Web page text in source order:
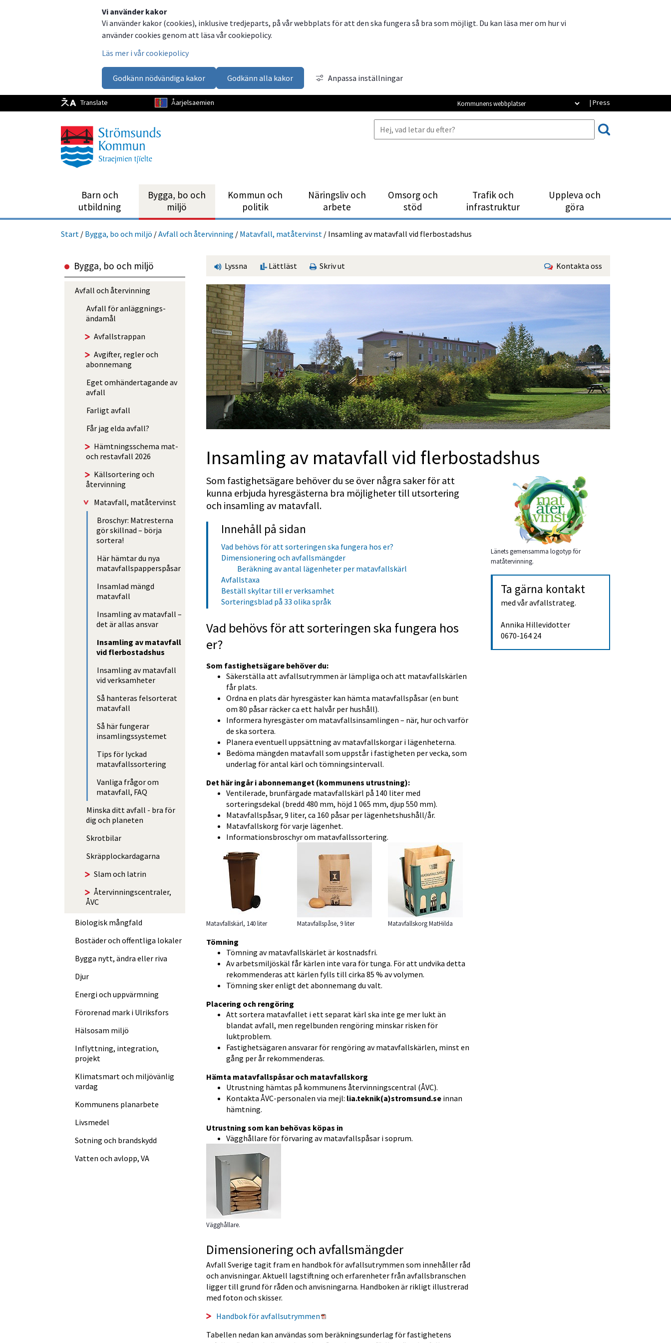
Vi använder kakor
Vi använder kakor (cookies), inklusive tredjeparts, på vår webbplats för att den ska fungera så bra som möjligt. Du kan läsa mer om hur vi
använder cookies genom att läsa vår cookiepolicy.
Läs mer i vår cookiepolicy
Godkänn nödvändiga kakor Godkänn alla kakor Anpassa inställningar
Translate Åarjelsaemien | Press
Kommunens webbplatser
Barn och
utbild­ning
Bygga, bo och
miljö
Kommun och
politik
Närings­liv och
arbete
Omsorg och
stöd
Trafik och
infrastruktur
Uppleva och
göra
Start / Bygga, bo och miljö /Avfall och återvinning / Matavfall, matåtervinst / Insamling av matavfall vid flerbostadshus
Lyssna Lättläst Skriv ut Kontakta oss
Insamling av matavfall vid flerbostadshus
Som fastighetsägare behöver du se över några saker för att
kunna erbjuda hyresgästerna bra möjligheter till utsortering
och insamling av matavfall.
Innehåll på sidan
Vad behövs för att sorteringen ska fungera hos er?
Dimensionering och avfallsmängder
Beräkning av antal lägenheter per matavfallskärl
Avfallstaxa
Beställ skyltar till er verksamhet
Sorteringsblad på 33 olika språk
Vad behövs för att sorteringen ska fungera hos
er?
Som fastighetsägare behöver du:
Säkerställa att avfallsutrymmen är lämpliga och att matavfallskärlen
får plats.
Ordna en plats där hyresgäster kan hämta matavfallspåsar (en bunt
om 80 påsar räcker ca ett halvår per hushåll).
Informera hyresgäster om matavfallsinsamlingen – när, hur och varför
de ska sortera.
Planera eventuell uppsättning av matavfallskorgar i lägenheterna.
Bedöma mängden matavfall som uppstår i fastigheten per vecka, som
underlag för antal kärl och tömningsintervall.
Det här ingår i abonnemanget (kommunens utrustning):
Ventilerade, brunfärgade matavfallskärl på 140 liter med
sorteringsdekal (bredd 480 mm, höjd 1 065 mm, djup 550 mm).
Matavfallspåsar, 9 liter, ca 160 påsar per lägenhetshushåll/år.
Matavfallskorg för varje lägenhet.
Informationsbroschyr om matavfallssortering.
Förstora bilden
Matavfallskärl, 140 liter
Förstora bilden
Matavfallspåse, 9 liter Matavfallskorg MatHilda
Tömning
Tömning av matavfallskärlet är kostnadsfri.
Av arbetsmiljöskäl får kärlen inte vara för tunga. För att undvika detta
rekommenderas att kärlen fylls till cirka 85 % av volymen.
Tömning sker enligt det abonnemang du valt.
Placering och rengöring
Att sortera matavfallet i ett separat kärl ska inte ge mer lukt än
blandat avfall, men regelbunden rengöring minskar risken för
luktproblem.
Fastighetsägaren ansvarar för rengöring av matavfallskärlen, minst en
gång per år rekommenderas.
Hämta matavfallspåsar och matavfallskorg
Utrustning hämtas på kommunens återvinningscentral (ÅVC).
Kontakta ÅVC-personalen via mejl: lia.teknik(a)stromsund.se innan
hämtning.
Utrustning som kan behövas köpas in
Vägghållare för förvaring av matavfallspåsar i soprum.
Förstora bilden
Vägghållare.
Dimensionering och avfallsmängder
Avfall Sverige tagit fram en handbok för avfallsutrymmen som innehåller råd
och anvisningar. Aktuell lagstiftning och erfarenheter från avfallsbranschen
ligger till grund för råden och anvisningarna. Handboken är rikligt illustrerad
med foton och skisser.
Handbok för avfallsutrymmen Pdf, 10 MB, öppnas i nytt fönster.
Tabellen nedan kan användas som beräkningsunderlag för fastighetens
Länets gemensamma logotyp för
matåtervinning.
Ta gärna kontakt
med vår avfallstrateg.
Annika Hillevidotter
0670-164 24
Bygga, bo och miljö
Avfall och återvinning
Avfall för anlägg­nings­
ändamål
Avfalls­trappan
Avgifter, regler och
abonnemang
Eget omhänder­tagande av
avfall
Farligt avfall
Får jag elda avfall?
Hämtningsschema mat-
och restavfall 2026
Käll­sorte­ring och
återvinning
Matavfall, matåtervinst
Broschyr: Matresterna
gör skillnad – börja
sortera!
Här hämtar du nya
matavfallspapperspåsar
Insamlad mängd
matavfall
Insamling av matavfall –
det är allas ansvar
Insamling av matavfall
vid flerbostadshus
Insamling av matavfall
vid verksamheter
Så hanteras felsorterat
matavfall
Så här fungerar
insamlingssystemet
Tips för lyckad
matavfallssortering
Vanliga frågor om
matavfall, FAQ
Minska ditt avfall - bra för
dig och planeten
Skrotbilar
Skräp­­plockar­­dagarna
Slam och latrin
Åter­vin­nings­centraler,
ÅVC
Biologisk mångfald
Bostäder och offentliga lokaler
Bygga nytt, ändra eller riva
Djur
Energi och uppvärmning
Förorenad mark i Ulriksfors
Hälsosam miljö
Inflyttning, integration,
projekt
Klimatsmart och miljövänlig
vardag
Kommunens planarbete
Livsmedel
Sotning och brandskydd
Vatten och avlopp, VA